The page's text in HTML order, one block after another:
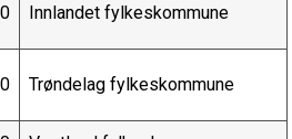
0 Innlandet fylkeskommune
0 Trøndelag fylkeskommune